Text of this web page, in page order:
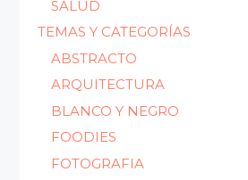
SALUD
TEMAS Y CATEGORÍAS
ABSTRACTO
ARQUITECTURA
BLANCO Y NEGRO
FOODIES
FOTOGRAFIA